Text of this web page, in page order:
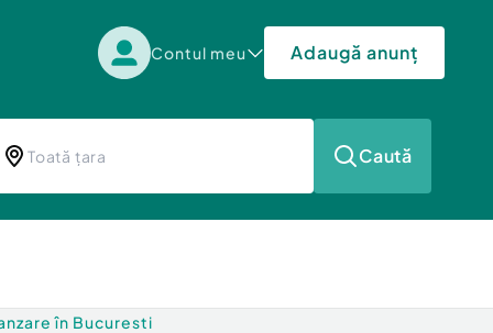
Contul meu Adaugă anunț
Caută
în Bucuresti